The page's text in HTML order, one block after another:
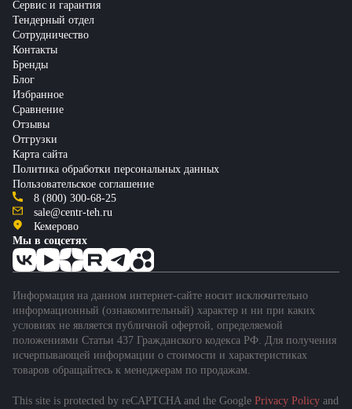
Сервис и гарантия
Тендерный отдел
Сотрудничество
Контакты
Бренды
Блог
Избранное
Сравнение
Отзывы
Отгрузки
Карта сайта
Политика обработки персональных данных
Пользовательское соглашение
8 (800) 300-68-25
sale@centr-teh.ru
Кемерово
Мы в соцсетях
Информация на данном интернет-сайте носит исключительно
информационный (ознакомительный) характер и ни при каких
условиях не является публичной офертой, определяемой
положениями Статьи 437 Гражданского кодекса РФ. Для получения
исчерпывающей информации о стоимости и характеристиках
товаров обращайтесь к менеджерам по продажам.
This site is protected by reCAPTCHA and the Google Privacy Policy and